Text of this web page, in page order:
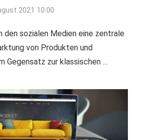
2021 10:00
den sozialen Medien eine zentrale
von Produkten und
Gegensatz zur klassischen …